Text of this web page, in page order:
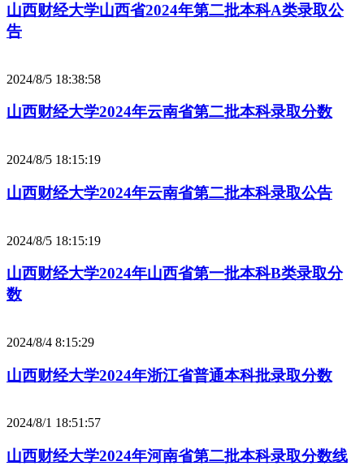
山西财经大学山西省2024年第二批本科A类录取公
告
2024/8/5 18:38:58
山西财经大学2024年云南省第二批本科录取分数
2024/8/5 18:15:19
山西财经大学2024年云南省第二批本科录取公告
2024/8/5 18:15:19
山西财经大学2024年山西省第一批本科B类录取分
数
2024/8/4 8:15:29
山西财经大学2024年浙江省普通本科批录取分数
2024/8/1 18:51:57
山西财经大学2024年河南省第二批本科录取分数线